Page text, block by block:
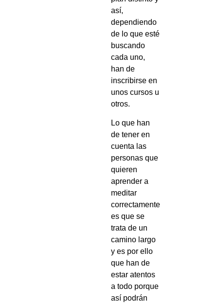
así,
dependiendo
de lo que esté
buscando
cada uno,
han de
inscribirse en
unos cursos u
otros.
Lo que han
de tener en
cuenta las
personas que
quieren
aprender a
meditar
correctamente
es que se
trata de un
camino largo
y es por ello
que han de
estar atentos
a todo porque
así podrán